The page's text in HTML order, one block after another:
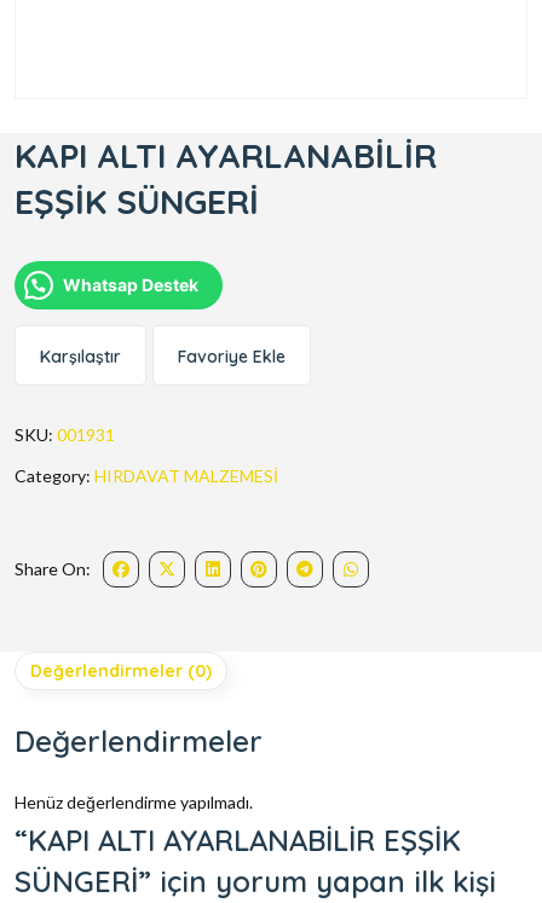
KAPI ALTI AYARLANABİLİR
EŞŞİK SÜNGERİ
Whatsap Destek
Karşılaştır Favoriye Ekle
SKU: 001931
Category: HIRDAVAT MALZEMESİ
Share On:
Değerlendirmeler (0)
Değerlendirmeler
Henüz değerlendirme yapılmadı.
“KAPI ALTI AYARLANABİLİR EŞŞİK
SÜNGERİ” için yorum yapan ilk kişi